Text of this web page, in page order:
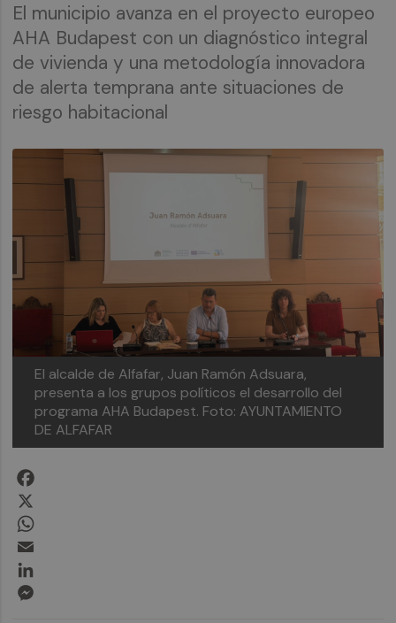
El municipio avanza en el proyecto europeo
AHA Budapest con un diagnóstico integral
de vivienda y una metodología innovadora
de alerta temprana ante situaciones de
riesgo habitacional
El alcalde de Alfafar, Juan Ramón Adsuara,
presenta a los grupos políticos el desarrollo del
programa AHA Budapest. Foto: AYUNTAMIENTO
DE ALFAFAR